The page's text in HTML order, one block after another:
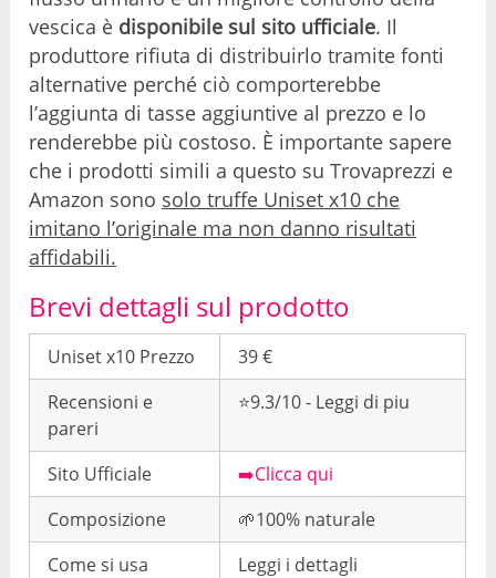
vescica è disponibile sul sito ufficiale. Il
produttore rifiuta di distribuirlo tramite fonti
alternative perché ciò comporterebbe
l’aggiunta di tasse aggiuntive al prezzo e lo
renderebbe più costoso. È importante sapere
che i prodotti simili a questo su Trovaprezzi e
Amazon sono solo truffe Uniset x10 che
imitano l’originale ma non danno risultati
affidabili.
Brevi dettagli sul prodotto
Uniset x10 Prezzo
39 €
Recensioni e
pareri
⭐9.3/10 - Leggi di piu
Sito Ufficiale
➡️Clicca qui
Composizione
🌱100% naturale
Come si usa
Leggi i dettagli